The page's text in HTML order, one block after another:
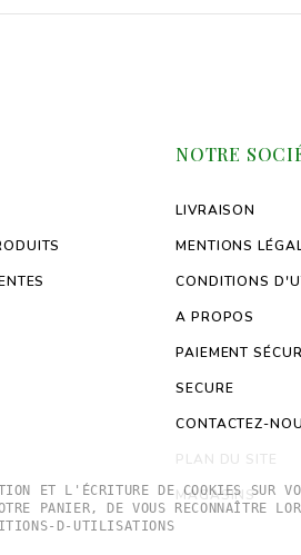
NOTRE
LIVRAISON
MENTIONS
CONDITIONS
A PROPOS
PAIEMENT
SECURE
CONTACTEZ-
PLAN DU SITE
MAGASINS
ET L'ÉCRITURE DE COOKIES SUR
PANIER, DE VOUS RECONNAÎTRE
D-UTILISATIONS